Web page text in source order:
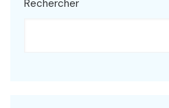
Rechercher